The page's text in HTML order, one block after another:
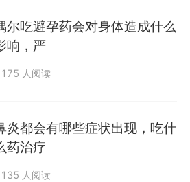
尔吃避孕药会对身体造成什么
响，严
175 人阅读
炎都会有哪些症状出现，吃什
药治疗
135 人阅读